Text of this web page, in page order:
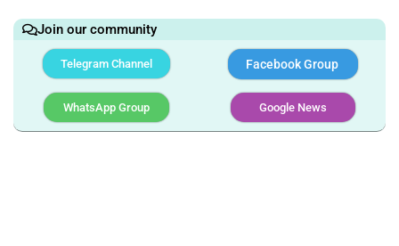
Join our community
Telegram Channel Facebook Group
WhatsApp Group Google News